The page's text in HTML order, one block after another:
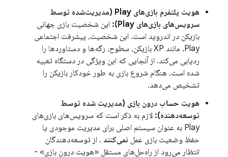
هویت پلتفرم بازی‌های Play (مدیریت‌شده توسط
سرویس‌های بازی‌های Play):
این شخصیت بازی جهانی
بازیکن در اندروید است. این شخصیت، پیشرفت اجتماعی
Play، مانند XP بازیکن، سطوح، رگه‌ها و دستاوردها را
ردیابی می‌کند. از آنجایی که این ویژگی در دستگاه تعبیه
شده است، هنگام شروع بازی به طور خودکار بازیکن را
تشخیص می‌دهد.
هویت حساب درون بازی (مدیریت شده توسط
توسعه‌دهنده): لازم به ذکر است که سرویس‌های بازی‌های
Play به عنوان سیستم اصلی برای مدیریت موجودی یا
حفظ وضعیت بازی عمل نمی‌کنند . از توسعه‌دهندگان
انتظار می‌رود از راه‌حل‌های مستقل «هویت درون بازی» -